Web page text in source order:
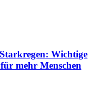
Wichtige
mehr Menschen